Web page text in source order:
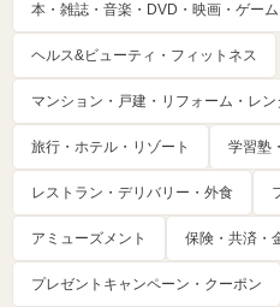
本・雑誌・音楽・DVD・映画・ゲーム
ヘルス&ビューティ・フィットネス
マンション・戸建・リフォーム・レ
旅行・ホテル・リゾート 学習塾
レストラン・デリバリー・外食
アミューズメント 保険・共済・
プレゼントキャンペーン・クーポン